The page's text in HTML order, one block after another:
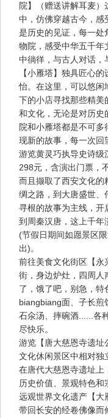
院】（赠送讲解耳麦
中，仿佛穿越古今，感
是历史的见证，每一处
物院，感受中华五千年
中徜徉，与古人对话，
【小雁塔】独具匠心
怡。在这里，可以悠闲
下的小店寻找那些精美
和文化，无论是对历史
院和小雁塔都是不可
现新的故事，每一次回
游览黄灵巧执导史诗级
298元，含演出门票，
而且撷取了西安文化的
绸之路，到大唐盛世、
寻根的故事为主线，开
到周秦汉唐，这上千年
(节假日期间如愿景区
出)。
前往美食文化街区【永
街，身边炉灶，四周人
了，饿了吧，别急，特
biangbiang面、子长煎
石氽汤、摔碗酒......各
尽快乐。
游览【唐大慈恩寺遗址
文化休闲景区中相对独
在唐代大慈恩寺遗址上
历史价值、景观特色和
远观世界文化遗产【大
带回长安的经卷佛像而